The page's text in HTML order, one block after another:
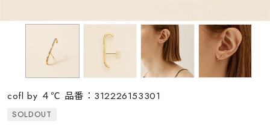
誕生石
モチーフ
cofl by ４℃ 品番：312226153301
SOLDOUT